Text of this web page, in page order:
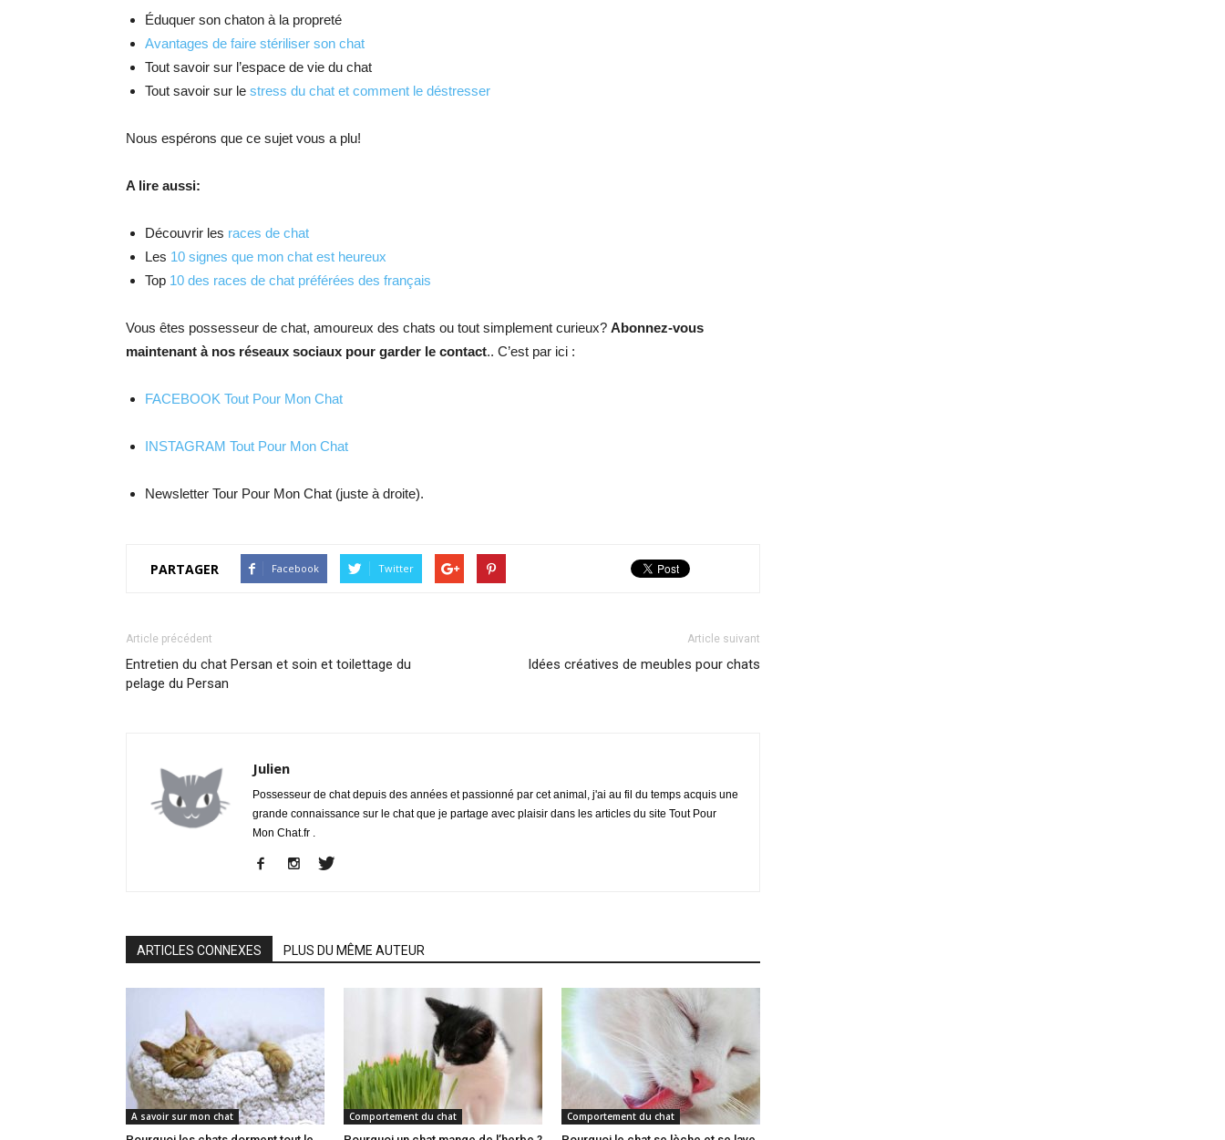
Éduquer son chaton à la propreté
Avantages de faire stériliser son chat
Tout savoir sur l’espace de vie du chat
Tout savoir sur le stress du chat et comment le déstresser
Nous espérons que ce sujet vous a plu!
A lire aussi:
Découvrir les races de chat
Les 10 signes que mon chat est heureux
Top 10 des races de chat préférées des français
Vous êtes possesseur de chat, amoureux des chats ou tout simplement curieux? Abonnez-vous
maintenant à nos réseaux sociaux pour garder le contact.. C’est par ici :
FACEBOOK Tout Pour Mon Chat
INSTAGRAM Tout Pour Mon Chat
Newsletter Tour Pour Mon Chat (juste à droite).
PARTAGER Facebook Twitter
Article précédent
Entretien du chat Persan et soin et toilettage du
pelage du Persan
Article suivant
Idées créatives de meubles pour chats
Julien
Possesseur de chat depuis des années et passionné par cet animal, j'ai au fil du temps acquis une
grande connaissance sur le chat que je partage avec plaisir dans les articles du site Tout Pour
Mon Chat.fr .
ARTICLES CONNEXES PLUS DU MÊME AUTEUR
A savoir sur mon chat Comportement du chat Comportement du chat